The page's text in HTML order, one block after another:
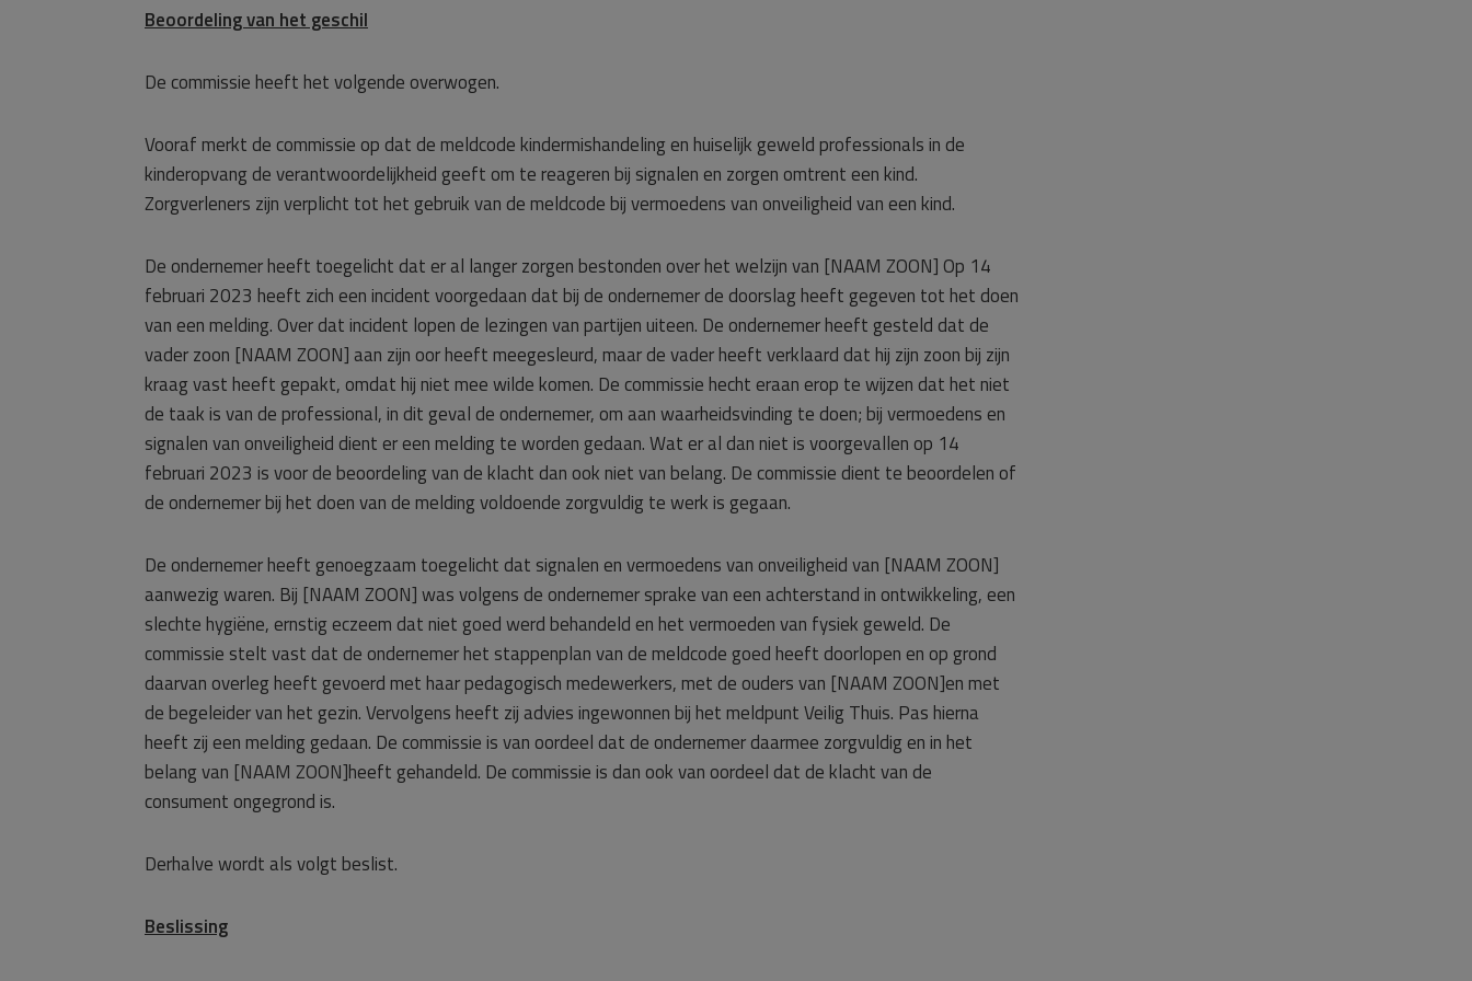
Beoordeling van het geschil
De commissie heeft het volgende overwogen.
Vooraf merkt de commissie op dat de meldcode kindermishandeling en huiselijk geweld professionals in de
kinderopvang de verantwoordelijkheid geeft om te reageren bij signalen en zorgen omtrent een kind.
Zorgverleners zijn verplicht tot het gebruik van de meldcode bij vermoedens van onveiligheid van een kind.
De ondernemer heeft toegelicht dat er al langer zorgen bestonden over het welzijn van [NAAM ZOON] Op 14
februari 2023 heeft zich een incident voorgedaan dat bij de ondernemer de doorslag heeft gegeven tot het doen
van een melding. Over dat incident lopen de lezingen van partijen uiteen. De ondernemer heeft gesteld dat de
vader zoon [NAAM ZOON] aan zijn oor heeft meegesleurd, maar de vader heeft verklaard dat hij zijn zoon bij zijn
kraag vast heeft gepakt, omdat hij niet mee wilde komen. De commissie hecht eraan erop te wijzen dat het niet
de taak is van de professional, in dit geval de ondernemer, om aan waarheidsvinding te doen; bij vermoedens en
signalen van onveiligheid dient er een melding te worden gedaan. Wat er al dan niet is voorgevallen op 14
februari 2023 is voor de beoordeling van de klacht dan ook niet van belang. De commissie dient te beoordelen of
de ondernemer bij het doen van de melding voldoende zorgvuldig te werk is gegaan.
De ondernemer heeft genoegzaam toegelicht dat signalen en vermoedens van onveiligheid van [NAAM ZOON]
aanwezig waren. Bij [NAAM ZOON] was volgens de ondernemer sprake van een achterstand in ontwikkeling, een
slechte hygiëne, ernstig eczeem dat niet goed werd behandeld en het vermoeden van fysiek geweld. De
commissie stelt vast dat de ondernemer het stappenplan van de meldcode goed heeft doorlopen en op grond
daarvan overleg heeft gevoerd met haar pedagogisch medewerkers, met de ouders van [NAAM ZOON]en met
de begeleider van het gezin. Vervolgens heeft zij advies ingewonnen bij het meldpunt Veilig Thuis. Pas hierna
heeft zij een melding gedaan. De commissie is van oordeel dat de ondernemer daarmee zorgvuldig en in het
belang van [NAAM ZOON]heeft gehandeld. De commissie is dan ook van oordeel dat de klacht van de
consument ongegrond is.
Derhalve wordt als volgt beslist.
Beslissing